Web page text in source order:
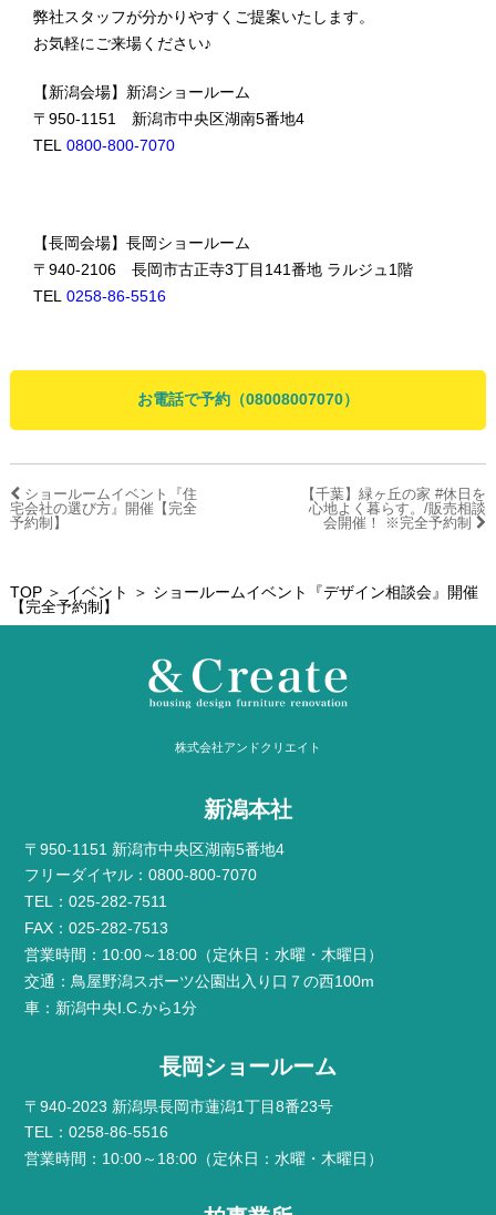
弊社スタッフが分かりやすくご提案いたします。
お気軽にご来場ください♪
【新潟会場】新潟ショールーム
〒950-1151 新潟市中央区湖南5番地4
TEL0800-800-7070
【長岡会場】長岡ショールーム
〒940-2106 長岡市古正寺3丁目141番地 ラルジュ1階
TEL0258-86-5516
お電話で予約（08008007070）
ショールームイベント『住
宅会社の選び方』開催【完全
予約制】
【千葉】緑ヶ丘の家 #休日を
心地よく暮らす。/販売相談
会開催！ ※完全予約制
TOP＞ イベント
＞ ショールームイベント『デザイン相談会』開催
【完全予約制】
株式会社アンドクリエイト
新潟本社
〒950-1151 新潟市中央区湖南5番地4
フリーダイヤル：0800-800-7070
TEL：025-282-7511
FAX：025-282-7513
営業時間：10:00～18:00（定休日：水曜・木曜日）
交通：鳥屋野潟スポーツ公園出入り口７の西100m
車：新潟中央I.C.から1分
長岡ショールーム
〒940-2023 新潟県長岡市蓮潟1丁目8番23号
TEL：0258-86-5516
営業時間：10:00～18:00（定休日：水曜・木曜日）